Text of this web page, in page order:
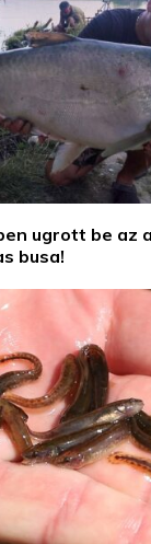
ugrott be az
busa!